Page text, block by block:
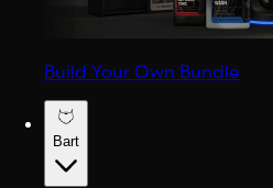
Build Your Own Bundle
Bart